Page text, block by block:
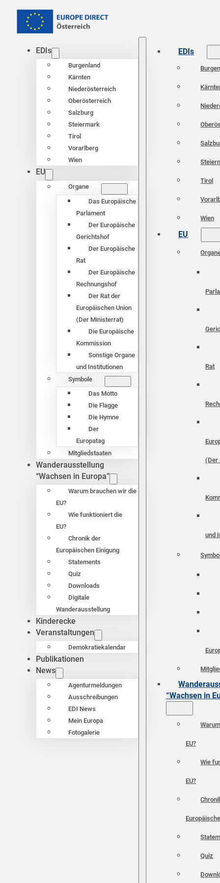
EDIs
Burgenland
Kärnten
Niederösterreich
Oberösterreich
Salzburg
Steiermark
Tirol
Vorarlberg
Wien
EU
Organe
Das Europäische
Parlament
Der Europäische
Gerichtshof
Der Europäische
Rat
Der Europäische
Rechnungshof
Der Rat der
Europäischen Union
(Der Ministerrat)
Die Europäische
Kommission
Sonstige Organe
und Institutionen
Symbole
Das Motto
Die Flagge
Die Hymne
Der
Europatag
Mitgliedstaaten
Wanderausstellung
“Wachsen in Europa”
Warum brauchen wir die
EU?
Wie funktioniert die
EU?
Chronik der
Europäischen Einigung
Statements
Quiz
Downloads
Digitale
Wanderausstellung
Kinderecke
Veranstaltungen
Demokratiekalendar
Publikationen
News
Agenturmeldungen
Ausschreibungen
EDI News
Mein Europa
Fotogalerie
EDIs
Tirol
Wien
EU
Rat
(Der
und
“Wachsen in
EU?
Wie
EU?
Quiz